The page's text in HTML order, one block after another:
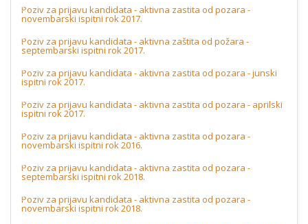
Poziv za prijavu kandidata - aktivna zastita od pozara -
novembarski ispitni rok 2017.
Poziv za prijavu kandidata - aktivna zaštita od požara -
septembarski ispitni rok 2017.
Poziv za prijavu kandidata - aktivna zastita od pozara - junski
ispitni rok 2017.
Poziv za prijavu kandidata - aktivna zastita od pozara - aprilski
ispitni rok 2017.
Poziv za prijavu kandidata - aktivna zastita od pozara -
novembarski ispitni rok 2016.
Poziv za prijavu kandidata - aktivna zastita od pozara -
septembarski ispitni rok 2018.
Poziv za prijavu kandidata - aktivna zastita od pozara -
novembarski ispitni rok 2018.